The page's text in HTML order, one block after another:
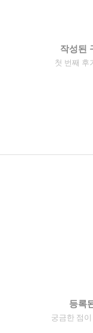
작성된
첫 번째 후
등록
궁금한 점